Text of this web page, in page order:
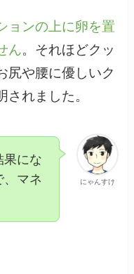
ョンの上に卵を置
ん。それほどクッ
尻や腰に優しいク
されました。
にゃんすけ
果にな
、マネ